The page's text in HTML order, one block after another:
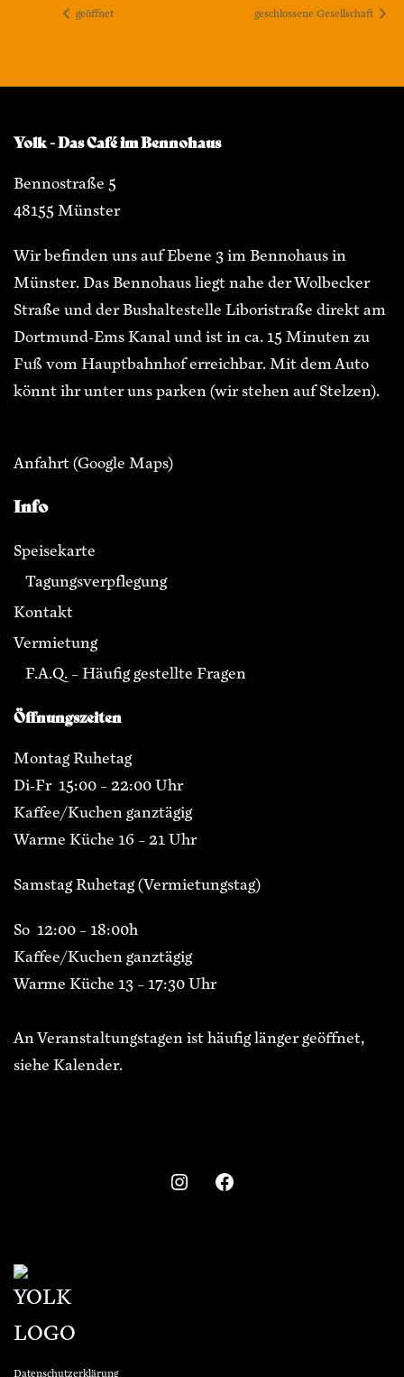
geöffnet geschlossene Gesellschaft
Yolk - Das Café im Bennohaus
Bennostraße 5
48155 Münster
Wir befinden uns auf Ebene 3 im Bennohaus in
Münster. Das Bennohaus liegt nahe der Wolbecker
Straße und der Bushaltestelle Liboristraße direkt am
Dortmund-Ems Kanal und ist in ca. 15 Minuten zu
Fuß vom Hauptbahnhof erreichbar. Mit dem Auto
könnt ihr unter uns parken (wir stehen auf Stelzen).
Anfahrt(Google Maps)
Info
Speisekarte
Tagungsverpflegung
Kontakt
Vermietung
F.A.Q. – Häufig gestellte Fragen
Öffnungszeiten
Montag Ruhetag
Di-Fr 15:00 – 22:00 Uhr
Kaffee/Kuchen ganztägig
Warme Küche 16 – 21 Uhr
Samstag Ruhetag (Vermietungstag)
So 12:00 – 18:00h
Kaffee/Kuchen ganztägig
Warme Küche 13 – 17:30 Uhr
An Veranstaltungstagen ist häufig länger geöffnet,
siehe Kalender.
Datenschutzerklärung